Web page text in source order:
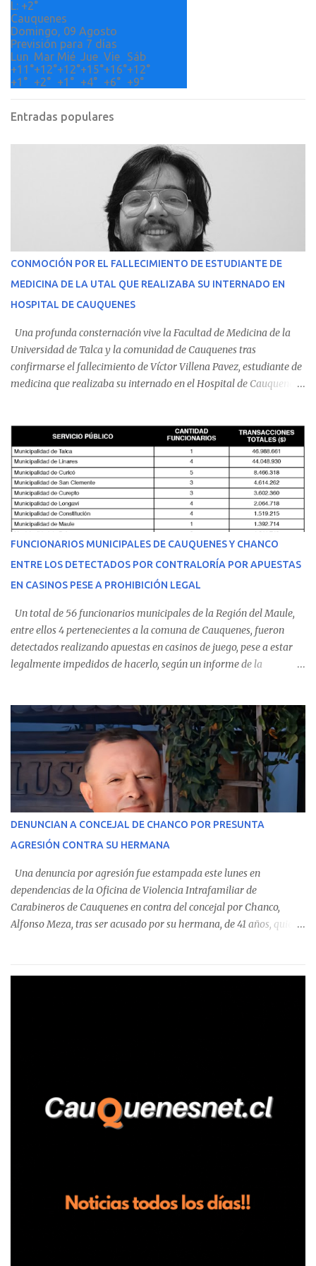
L: +2°
Cauquenes
Domingo, 09 Agosto
Previsión para 7 días
Lun Mar Mié Jue Vie
Sáb
+11°+12°+12°+15°+16°+12°
+1° +2° +1° +4° +6° +9°
Entradas populares
CONMOCIÓN POR EL FALLECIMIENTO DE ESTUDIANTE DE
MEDICINA DE LA UTAL QUE REALIZABA SU INTERNADO EN
HOSPITAL DE CAUQUENES
Una profunda consternación vive la Facultad de Medicina de la
Universidad de Talca y la comunidad de Cauquenes tras
confirmarse el fallecimiento de Víctor Villena Pavez, estudiante de
medicina que realizaba su internado en el Hospital de Cauquenes.
malestares físicos. Dada la complejidad de su estado de salud, el
equipo médico determinó su traslado de urgencia al Hospital
Regional de Talca y dado la urgencia la ambulancia partió hacia
Talca con escolta de Carabineros. En medio del traslado, el
estudiante de medicina de 25 años, se agravó y pese a los esfuerzos
del personal de emergencia terminó falleciendo, sin alcanzar a
recibir atención especializada en el centro de destino. Apenas se
conoció la gravedad de su condición, sus padres —residentes en
Villarrica— se trasladaron a Cauquenes con la esperanza de una
evolución favorable. No obstante, alrededo...
FUNCIONARIOS MUNICIPALES DE CAUQUENES Y CHANCO
ENTRE LOS DETECTADOS POR CONTRALORÍA POR APUESTAS
EN CASINOS PESE A PROHIBICIÓN LEGAL
Un total de 56 funcionarios municipales de la Región del Maule,
entre ellos 4 pertenecientes a la comuna de Cauquenes, fueron
detectados realizando apuestas en casinos de juego, pese a estar
legalmente impedidos de hacerlo, según un informe de la
estableció que estos funcionarios —quienes administran o
custodian fondos públicos— efectuaron transacciones por un
monto total de $116.075.918 entre enero de 2024 y junio de 2025.
En el detalle regional, se indica que en la comuna de Cauquenes se
identificó a cuatro funcionarios involucrados en este tipo de
operaciones. Asimismo, se precisa que uno de los casos
corresponde a un funcionario de la Municipalidad de Chanco,
detectaron incumplimientos a la normativa vigente. El informe
precisa que la mayor cantidad de dinero apostado se registró en
Talca, donde...
DENUNCIAN A CONCEJAL DE CHANCO POR PRESUNTA
AGRESIÓN CONTRA SU HERMANA
Una denuncia por agresión fue estampada este lunes en
dependencias de la Oficina de Violencia Intrafamiliar de
Carabineros de Cauquenes en contra del concejal por Chanco,
Alfonso Meza, tras ser acusado por su hermana, de 41 años, quien
relató que los hechos ocurrieron cerca de las 11:30 horas en el
trabajadores, el edil descendió del vehículo y, en medio de la
confrontación, la habría tomado de los hombros, empujado al
suelo y agredido con golpes de pies y manos, mientr...